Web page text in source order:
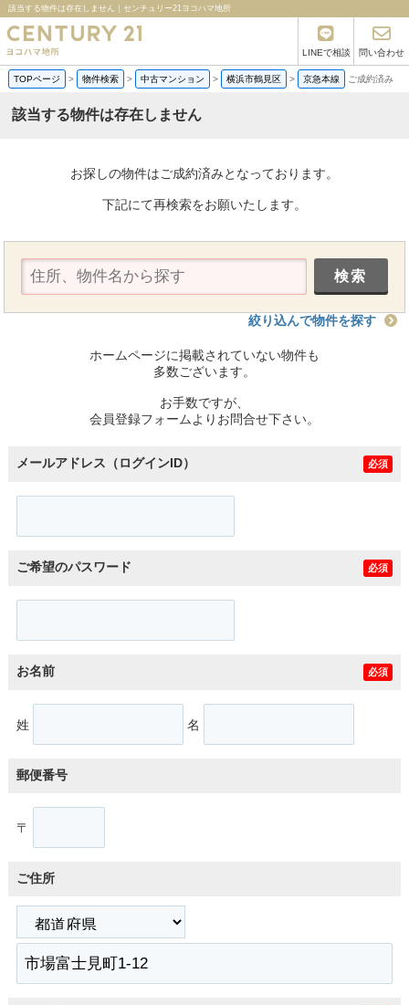
該当する物件は存在しません｜センチュリー21ヨコハマ地所
LINEで相談 問い合わせ
TOPページ > 物件検索 > 中古マンション > 横浜市鶴見区 > 京急本線 ご成約済み
該当する物件は存在しません
お探しの物件はご成約済みとなっております。
下記にて再検索をお願いたします。
絞り込んで物件を探す
ホームページに掲載されていない物件も
多数ございます。
お手数ですが、
会員登録フォームよりお問合せ下さい。
メールアドレス（ログインID） 必須
ご希望のパスワード 必須
お名前 必須
姓 名
郵便番号
〒
ご住所